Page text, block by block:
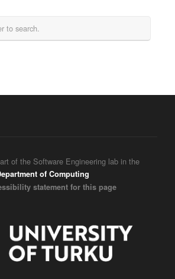
of the Software Engineering lab in the
of Computing
statement for this page